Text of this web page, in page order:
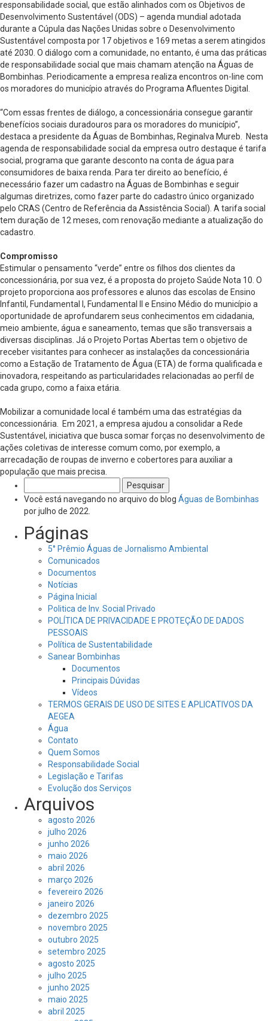
responsabilidade social, que estão alinhados com os Objetivos de
Desenvolvimento Sustentável (ODS) – agenda mundial adotada
durante a Cúpula das Nações Unidas sobre o Desenvolvimento
Sustentável composta por 17 objetivos e 169 metas a serem atingidos
até 2030. O diálogo com a comunidade, no entanto, é uma das práticas
de responsabilidade social que mais chamam atenção na Águas de
Bombinhas. Periodicamente a empresa realiza encontros on-line com
os moradores do município através do Programa Afluentes Digital.
“Com essas frentes de diálogo, a concessionária consegue garantir
benefícios sociais duradouros para os moradores do município”,
destaca a presidente da Águas de Bombinhas, Reginalva Mureb. Nesta
agenda de responsabilidade social da empresa outro destaque é tarifa
social, programa que garante desconto na conta de água para
consumidores de baixa renda. Para ter direito ao benefício, é
necessário fazer um cadastro na Águas de Bombinhas e seguir
algumas diretrizes, como fazer parte do cadastro único organizado
pelo CRAS (Centro de Referência da Assistência Social). A tarifa social
tem duração de 12 meses, com renovação mediante a atualização do
cadastro.
Compromisso
Estimular o pensamento “verde” entre os filhos dos clientes da
concessionária, por sua vez, é a proposta do projeto Saúde Nota 10. O
projeto proporciona aos professores e alunos das escolas de Ensino
Infantil, Fundamental I, Fundamental II e Ensino Médio do município a
oportunidade de aprofundarem seus conhecimentos em cidadania,
meio ambiente, água e saneamento, temas que são transversais a
diversas disciplinas. Já o Projeto Portas Abertas tem o objetivo de
receber visitantes para conhecer as instalações da concessionária
como a Estação de Tratamento de Água (ETA) de forma qualificada e
inovadora, respeitando as particularidades relacionadas ao perfil de
cada grupo, como a faixa etária.
Mobilizar a comunidade local é também uma das estratégias da
concessionária. Em 2021, a empresa ajudou a consolidar a Rede
Sustentável, iniciativa que busca somar forças no desenvolvimento de
ações coletivas de interesse comum como, por exemplo, a
arrecadação de roupas de inverno e cobertores para auxiliar a
população que mais precisa.
por:
Você está navegando no arquivo do blog Águas de Bombinhas
por julho de 2022.
Páginas
5° Prêmio Águas de Jornalismo Ambiental
Comunicados
Documentos
Notícias
Página Inicial
Politica de Inv. Social Privado
POLÍTICA DE PRIVACIDADE E PROTEÇÃO DE DADOS
PESSOAIS
Política de Sustentabilidade
Sanear Bombinhas
Documentos
Principais Dúvidas
Vídeos
TERMOS GERAIS DE USO DE SITES E APLICATIVOS DA
AEGEA
Água
Contato
Quem Somos
Responsabilidade Social
Legislação e Tarifas
Evolução dos Serviços
Arquivos
agosto 2026
julho 2026
junho 2026
maio 2026
abril 2026
março 2026
fevereiro 2026
janeiro 2026
dezembro 2025
novembro 2025
outubro 2025
setembro 2025
agosto 2025
julho 2025
junho 2025
maio 2025
abril 2025